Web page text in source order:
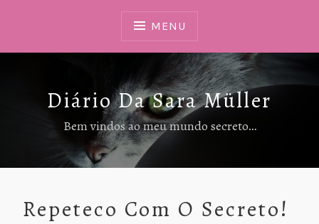
MENU
Diário Da Sara Müller
Bem vindos ao meu mundo secreto…
Repeteco Com O Secreto!